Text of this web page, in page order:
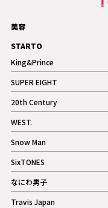
美容
STARTO
King&Prince
記事
SUPER EIGHT
記事
20th Century
記事
WEST.
記事
Snow Man
記事
ギャラリー
SixTONES
記事
ギャラリー
なにわ男子
記事
Travis Japan